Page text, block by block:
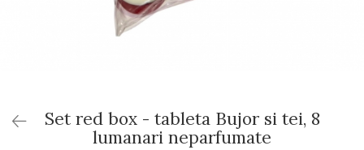
Set red box - tableta Bujor si tei, 8
lumanari neparfumate